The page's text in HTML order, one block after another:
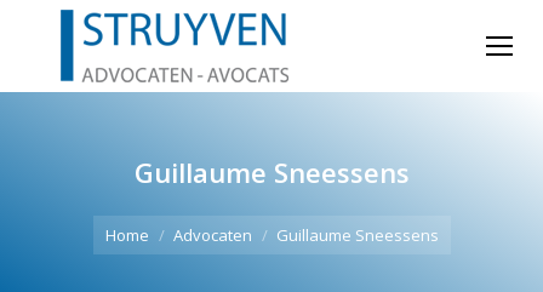
Guillaume Sneessens
Home Advocaten Guillaume Sneessens